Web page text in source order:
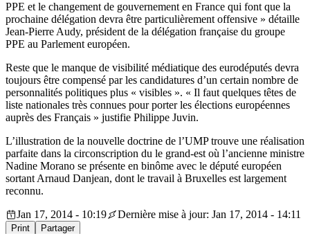
PPE et le changement de gouvernement en France qui font que la
prochaine délégation devra être particulièrement offensive » détaille
Jean-Pierre Audy, président de la délégation française du groupe
PPE au Parlement européen.
Reste que le manque de visibilité médiatique des eurodéputés devra
toujours être compensé par les candidatures d’un certain nombre de
personnalités politiques plus « visibles ». « Il faut quelques têtes de
liste nationales très connues pour porter les élections européennes
auprès des Français » justifie Philippe Juvin.
L’illustration de la nouvelle doctrine de l’UMP trouve une réalisation
parfaite dans la circonscription du le grand-est où l’ancienne ministre
Nadine Morano se présente en binôme avec le député européen
sortant Arnaud Danjean, dont le travail à Bruxelles est largement
reconnu.
Jan 17, 2014 - 10:19
Dernière mise à jour: Jan 17, 2014 - 14:11
Print Partager